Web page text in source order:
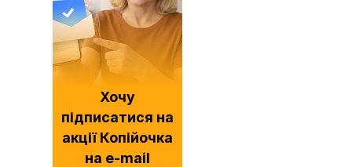
Хочу
підписатися на
акції Копійочка
на e-mail